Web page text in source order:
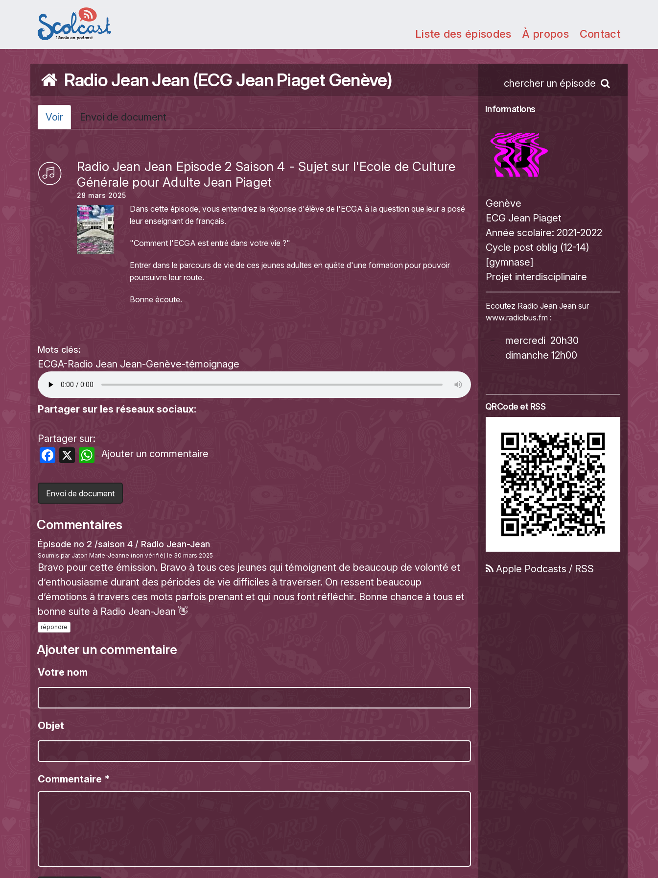
Aller au contenu principal
Liste des épisodes À propos Contact
Radio Jean Jean (ECG Jean Piaget Genève) chercher un épisode
Onglets principaux
Voir (onglet
actif)
Envoi de document
Radio Jean Jean Episode 2 Saison 4 - Sujet sur l'Ecole de Culture
Générale pour Adulte Jean Piaget
28 mars 2025
Dans cette épisode, vous entendrez la réponse d'élève de l'ECGA à la question que leur a posé
leur enseignant de français.
"Comment l'ECGA est entré dans votre vie ?"
Entrer dans le parcours de vie de ces jeunes adultes en quête d'une formation pour pouvoir
poursuivre leur route.
Bonne écoute.
Mots clés:
ECGA-Radio Jean Jean-Genève-témoignage
Partager sur les réseaux sociaux:
Partager sur:
Facebook
X WhatsApp
Ajouter un commentaire
Envoi de document
Commentaires
Épisode no 2 /saison 4 / Radio Jean-Jean
Soumis par Jaton Marie-Jeanne (non vérifié) le 30 mars 2025
Bravo pour cette émission. Bravo à tous ces jeunes qui témoignent de beaucoup de volonté et
d’enthousiasme durant des périodes de vie difficiles à traverser. On ressent beaucoup
d’émotions à travers ces mots parfois prenant et qui nous font réfléchir. Bonne chance à tous et
bonne suite à Radio Jean-Jean 👋
répondre
Ajouter un commentaire
Votre nom
Objet
Commentaire *
Informations
Genève
ECG Jean Piaget
Année scolaire: 2021-2022
Cycle post oblig (12-14)
[gymnase]
Projet interdisciplinaire
Ecoutez Radio Jean Jean sur
www.radiobus.fm :
mercredi 20h30
dimanche 12h00
QRCode et RSS
Apple Podcasts / RSS